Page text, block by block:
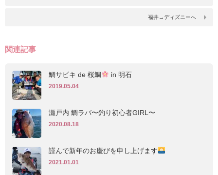
福井→ディズニーへ
関連記事
鯛サビキ de 桜鯛 in 明石
2019.05.04
瀬戸内 鯛ラバ〜釣り初心者GIRL〜
2020.08.18
謹んで新年のお慶びを申し上げます
2021.01.01